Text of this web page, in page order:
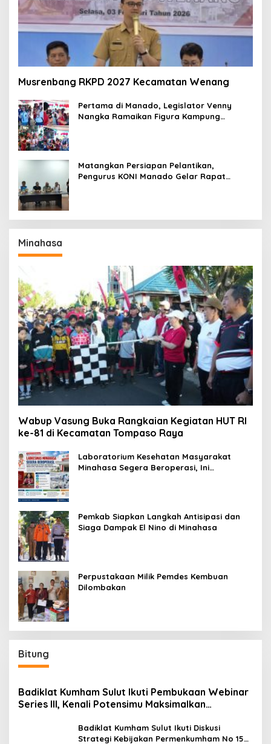
Musrenbang RKPD 2027 Kecamatan Wenang
Pertama di Manado, Legislator Venny
Nangka Ramaikan Figura Kampung
Matangkan Persiapan Pelantikan,
Pengurus KONI Manado Gelar Rapat
Minahasa
Wabup Vasung Buka Rangkaian Kegiatan HUT RI
ke-81 di Kecamatan Tompaso Raya
Laboratorium Kesehatan Masyarakat
Minahasa Segera Beroperasi, Ini
Pemkab Siapkan Langkah Antisipasi dan
Siaga Dampak El Nino di Minahasa
Perpustakaan Milik Pemdes Kembuan
Dilombakan
Bitung
Badiklat Kumham Sulut Ikuti Pembukaan Webinar
Series III, Kenali Potensimu Maksimalkan
Badiklat Kumham Sulut Ikuti Diskusi
Strategi Kebijakan Permenkumham No 15